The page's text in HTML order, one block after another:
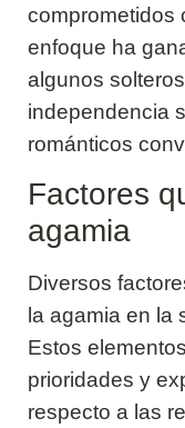
comprometidos
enfoque ha
algunos
independencia
románticos
Factores
agamia
Diversos
la agamia en la
Estos
prioridades y
respecto a las